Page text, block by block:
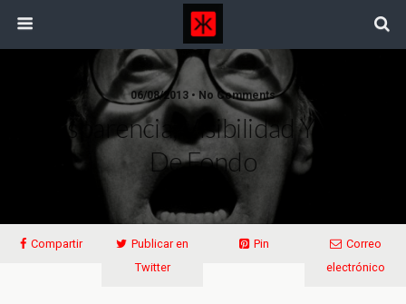
06/08/2013 • No Comments
Transparencia, Visibilidad Y Porno
De Fondo
Compartir
Publicar en
Twitter
Pin
Correo
electrónico